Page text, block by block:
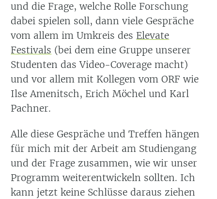
und die Frage, welche Rolle Forschung
dabei spielen soll, dann viele Gespräche
vom allem im Umkreis des Elevate
Festivals (bei dem eine Gruppe unserer
Studenten das Video-Coverage macht)
und vor allem mit Kollegen vom ORF wie
Ilse Amenitsch, Erich Möchel und Karl
Pachner.
Alle diese Gespräche und Treffen hängen
für mich mit der Arbeit am Studiengang
und der Frage zusammen, wie wir unser
Programm weiterentwickeln sollten. Ich
kann jetzt keine Schlüsse daraus ziehen